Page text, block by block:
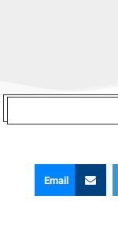
Email